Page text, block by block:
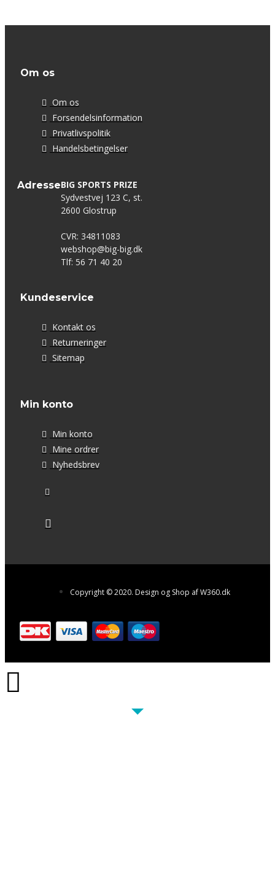
Om os
Om os
Forsendelsinformation
Privatlivspolitik
Handelsbetingelser
AdresseBIG SPORTS PRIZE
Sydvestvej 123 C, st.
2600 Glostrup
CVR: 34811083
webshop@big-big.dk
Tlf: 56 71 40 20
Kundeservice
Kontakt os
Returneringer
Sitemap
Min konto
Min konto
Mine ordrer
Nyhedsbrev
Copyright © 2020. Design og Shop af W360.dk